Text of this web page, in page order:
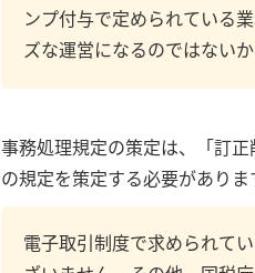
ンプ付与で定められている
ズな運営になるのではないか
事務処理規定の策定は、「訂
の規定を策定する必要がありま
電子取引制度で求められて